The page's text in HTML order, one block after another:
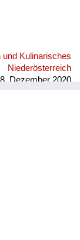
und Kulinarisches
Niederösterreich
8. Dezember 2020